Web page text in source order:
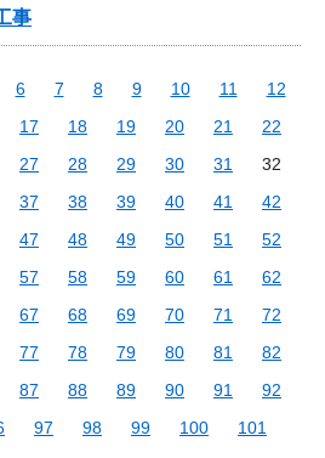
事
6 7 8 9 10 11
12
17 18 19 20 21
22
27 28 29 30 31
32
37 38 39 40 41
42
47 48 49 50 51
52
57 58 59 60 61
62
67 68 69 70 71
72
77 78 79 80 81
82
87 88 89 90 91
92
97 98 99 100
101